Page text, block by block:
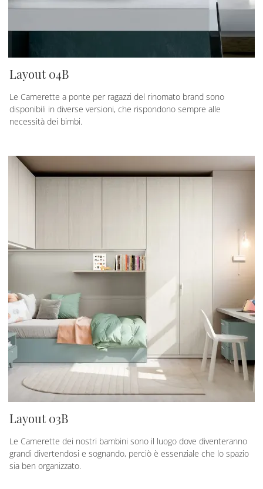
Layout 04B
Le Camerette a ponte per ragazzi del rinomato brand sono
disponibili in diverse versioni, che rispondono sempre alle
necessità dei bimbi.
Layout 03B
Le Camerette dei nostri bambini sono il luogo dove diventeranno
grandi divertendosi e sognando, perciò è essenziale che lo spazio
sia ben organizzato.